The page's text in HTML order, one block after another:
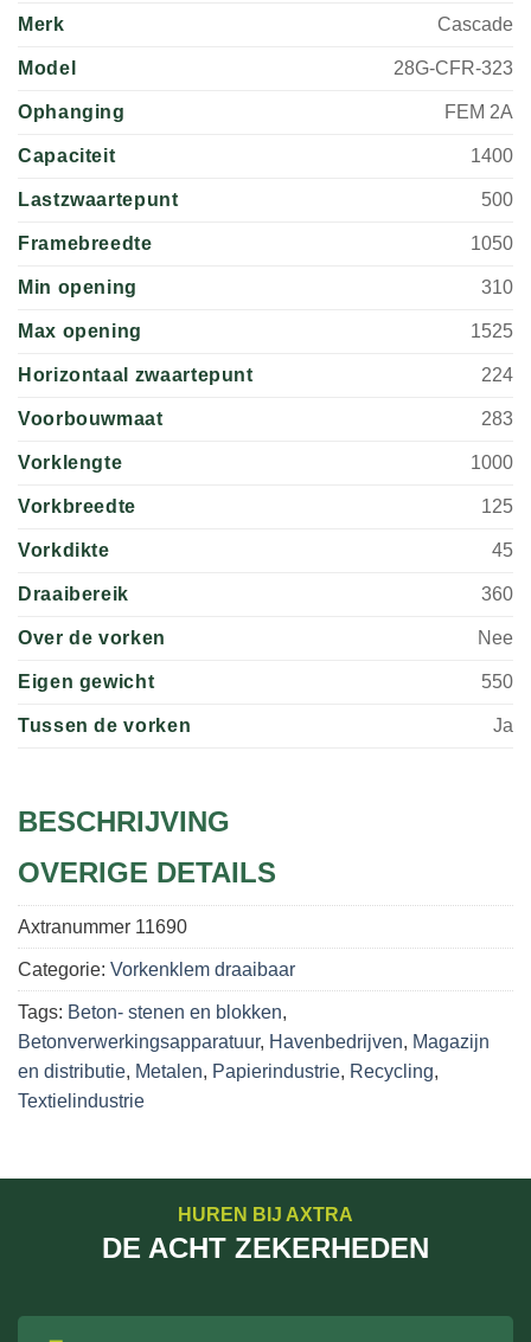
Merk Cascade
Model 28G-CFR-323
Ophanging FEM 2A
Capaciteit 1400
Lastzwaartepunt 500
Framebreedte 1050
Min opening 310
Max opening 1525
Horizontaal zwaartepunt 224
Voorbouwmaat 283
Vorklengte 1000
Vorkbreedte 125
Vorkdikte 45
Draaibereik 360
Over de vorken Nee
Eigen gewicht 550
Tussen de vorken Ja
BESCHRIJVING
OVERIGE DETAILS
Axtranummer 11690
Categorie: Vorkenklem draaibaar
Tags: Beton- stenen en blokken,
Betonverwerkingsapparatuur, Havenbedrijven, Magazijn
en distributie, Metalen, Papierindustrie, Recycling,
Textielindustrie
HUREN BIJ AXTRA
DE ACHT ZEKERHEDEN